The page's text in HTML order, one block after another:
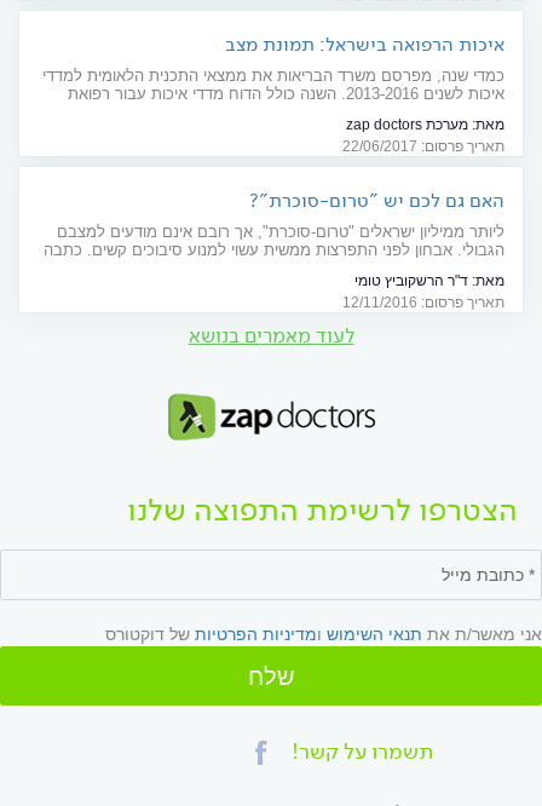
איכות הרפואה בישראל: תמונת מצב
כמדי שנה, מפרסם משרד הבריאות את ממצאי התכנית הלאומית למדדי
איכות לשנים 2013-2016. השנה כולל הדוח מדדי איכות עבור רפואת
מאת: מערכת zap doctors
תאריך פרסום: 22/06/2017
האם גם לכם יש "טרום-סוכרת"?
ליותר ממיליון ישראלים "טרום-סוכרת", אך רובם אינם מודעים למצבם
הגבולי. אבחון לפני התפרצות ממשית עשוי למנוע סיבוכים קשים. כתבה
מאת: ד"ר הרשקוביץ טומי
תאריך פרסום: 12/11/2016
לעוד מאמרים בנושא
הצטרפו לרשימת התפוצה שלנו
אני מאשר/ת את תנאי השימוש ומדיניות הפרטיות של דוקטורס
שלח
תשמרו על קשר!